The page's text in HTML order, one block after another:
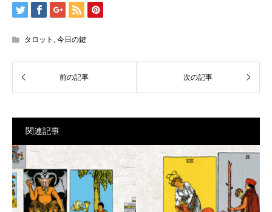
タロット , 今日の鍵
関連記事